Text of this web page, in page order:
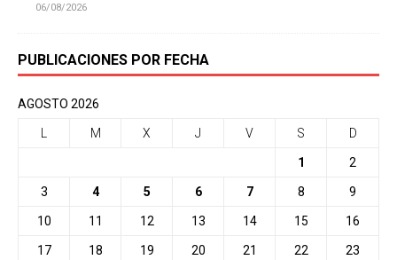
06/08/2026
PUBLICACIONES POR FECHA
AGOSTO 2026
M X J V S D
1 2
3 4 5 6 7 8 9
10 11 12 13 14 15 16
17 18 19 20 21 22 23